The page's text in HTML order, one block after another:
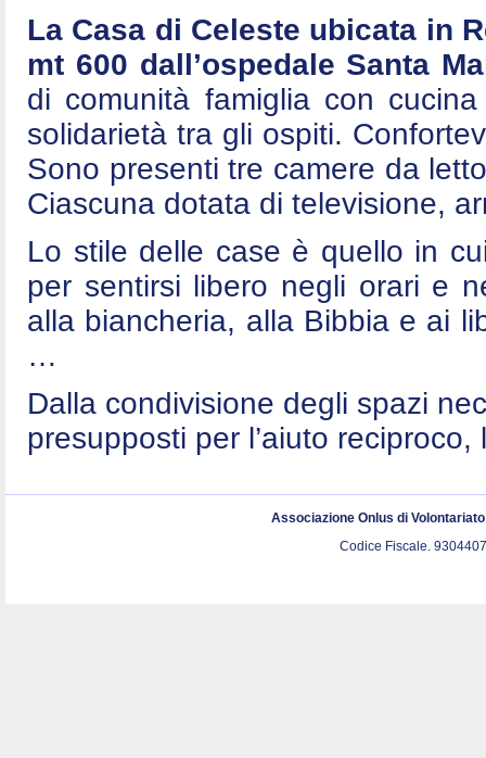
La Casa di Celeste ubicata in
mt 600 dall’ospedale Santa
di comunità famiglia con
solidarietà tra gli ospiti.
Sono presenti tre camere da
Ciascuna dotata di televisione,
Lo stile delle case è quello in
per sentirsi libero negli orari e
alla biancheria, alla Bibbia e ai
…
Dalla condivisione degli spazi
presupposti per l’aiuto
Associazione Onlus di
Codice Fiscale.